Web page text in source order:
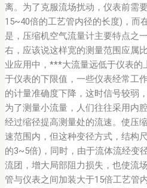
离。为了克服流场扰动，仪表前需
15~40倍的工艺管内径的长度)，而
是，压缩机空气流量计主要特点之
右，应该说这样宽的测量范围应属
业应用中，***大流量远低于仪表
于仪表的下限值，一些仪表经常工
的计量准确度下降，这时信号较弱
为了测量小流量，人们往往采用内
经过缩径提高测量处的流速。使压
速范围内，但这种变径方式，结构
的3~5倍)，同时，由于流体流经变
流团，增大局部阻力损失，也使流
管与仪表之间加装大于15倍工艺管